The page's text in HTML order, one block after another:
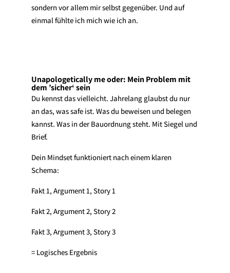
sondern vor allem mir selbst gegenüber. Und auf
einmal fühlte ich mich wie ich an.
Unapologetically me oder: Mein Problem mit
dem ’sicher‘ sein
Du kennst das vielleicht. Jahrelang glaubst du nur
an das, was safe ist. Was du beweisen und belegen
kannst. Was in der Bauordnung steht. Mit Siegel und
Brief.
Dein Mindset funktioniert nach einem klaren
Schema:
Fakt 1, Argument 1, Story 1
Fakt 2, Argument 2, Story 2
Fakt 3, Argument 3, Story 3
= Logisches Ergebnis